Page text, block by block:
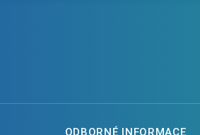
ODBORNÉ INFORMACE